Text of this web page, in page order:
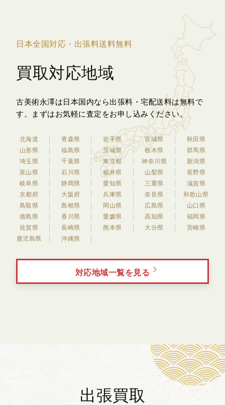
日本全国対応・出張料送料無料
買取対応地域
古美術永澤は日本国内なら出張料・宅配送料は無料で
す。
まずはお気軽に査定をお申し込みください。
北海道 青森県 岩手県 宮城県
秋田県
山形県
福島県 茨城県 栃木県
群馬県
埼玉県
千葉県 東京都 神奈川県
新潟県
富山県
石川県 福井県 山梨県
長野県
岐阜県
静岡県 愛知県 三重県
滋賀県
京都府
大阪府 兵庫県 奈良県
和歌山県
鳥取県
島根県 岡山県 広島県
山口県
徳島県
香川県 愛媛県 高知県
福岡県
佐賀県
長崎県 熊本県 大分県
宮崎県
鹿児島県
沖縄県
対応地域一覧を見る
出張買取